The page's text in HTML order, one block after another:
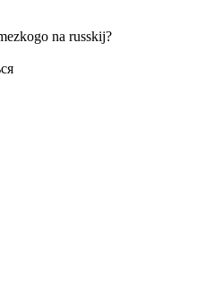
na russkij?